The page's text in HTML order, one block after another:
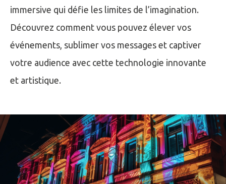
immersive qui défie les limites de l’imagination.
Découvrez comment vous pouvez élever vos
événements, sublimer vos messages et captiver
votre audience avec cette technologie innovante
et artistique.